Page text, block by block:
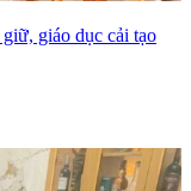
giáo dục cải tạo